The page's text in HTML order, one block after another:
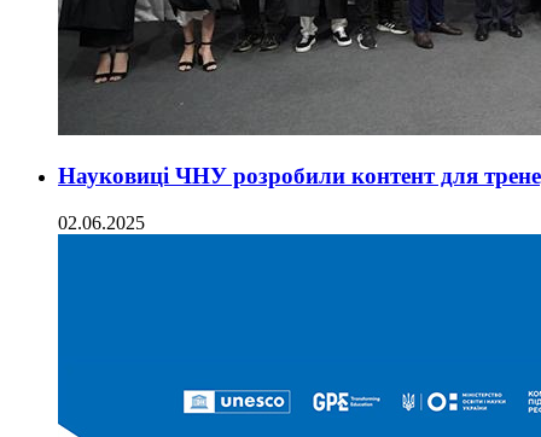
Науковиці ЧНУ розробили контент для
02.06.2025